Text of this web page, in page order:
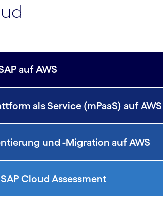
auf AWS
als Service (mPaaS) auf AWS
und -Migration auf AWS
Cloud Assessment